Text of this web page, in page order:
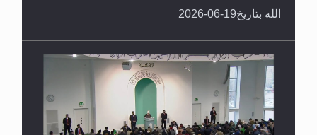
الله بتاريخ19-06-2026